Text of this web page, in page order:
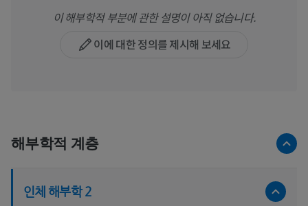
이 해부학적 부분에 관한 설명이 아직 없습니다.
이에 대한 정의를 제시해 보세요
해부학적 계층
인체 해부학 2